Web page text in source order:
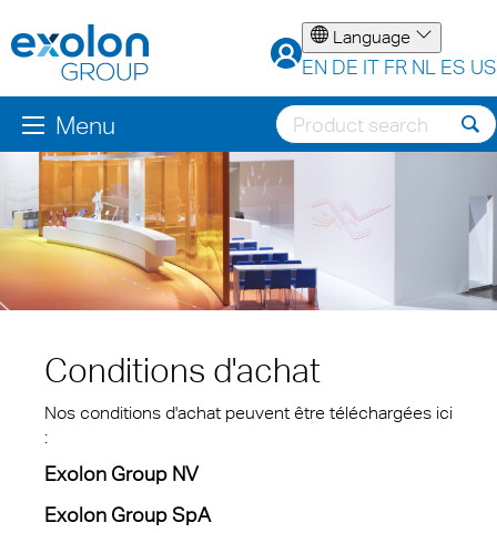
Language
EN DE IT FR NL ES US
Menu
Conditions d'achat
Nos conditions d'achat peuvent être téléchargées ici
:
Exolon Group NV
Exolon Group SpA